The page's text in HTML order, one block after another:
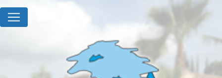
Panneau de gestion des cookies